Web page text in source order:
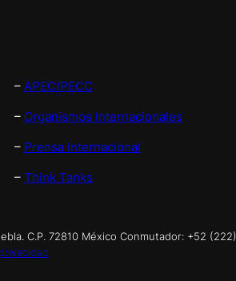
– APEC/PECC
– Organismos Internacionales
– Prensa Internacional
– Think Tanks
C.P. 72810 México Conmutador: +52 (222)